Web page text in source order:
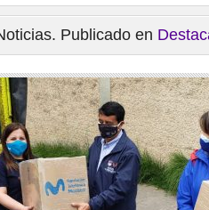
Publicado en